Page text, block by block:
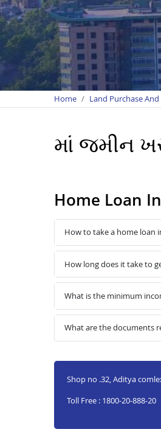
Home Land Purchase
માં જમીન
Home Loan
How to take a home loan
How long does it take to
What is the minimum
What are the documents
Shop no .32, Aditya
Toll Free : 1800-20-888-20